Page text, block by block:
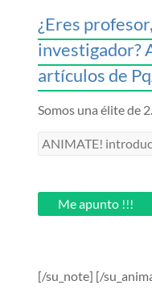
¿Eres
investigador?
artículos de
Somos una élite de
ANIMATE!
email.Me apunto !!!
[/su_note] [/